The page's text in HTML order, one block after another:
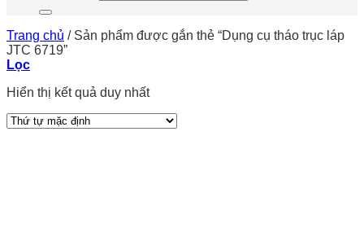
Trang chủ /Sản phẩm được gắn thẻ “Dụng cụ tháo trục láp
JTC 6719”
Lọc
Hiển thị kết quả duy nhất